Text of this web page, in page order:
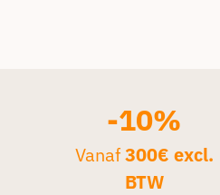
-10%
Vanaf300€ excl.
BTW